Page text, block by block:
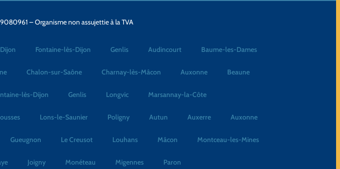
– Organisme non assujettie à la TVA
Dijon Fontaine-lès-Dijon Genlis Audincourt Baume-les-Dames
Chalon-sur-Saône Charnay-lès-Mâcon Auxonne Beaune
lès-Dijon Genlis Longvic Marsannay-la-Côte
Lons-le-Saunier Poligny Autun Auxerre Auxonne
Gueugnon Le Creusot Louhans Mâcon Montceau-les-Mines
Joigny Monéteau Migennes Paron